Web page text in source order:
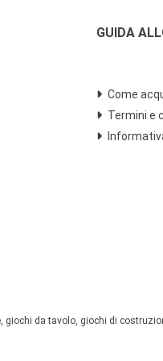
GUIDA
Come
Termini e
giochi da tavolo, giochi di